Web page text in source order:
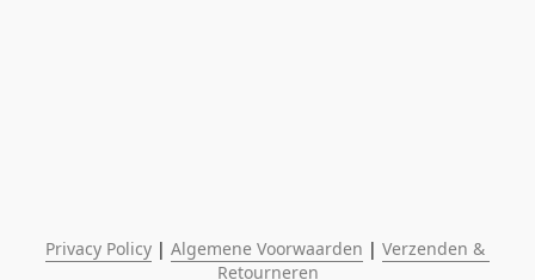
Privacy Policy | Algemene Voorwaarden | Verzenden &
Retourneren